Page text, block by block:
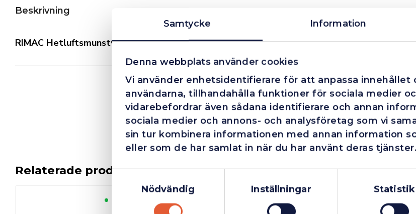
Samtycke Information
Denna webbplats använder cookies
Vi använder enhetsidentifierare för att anpassa innehållet
användarna, tillhandahålla funktioner för sociala medier
vidarebefordrar även sådana identifierare och annan
sociala medier och annons- och analysföretag som vi
sin tur kombinera informationen med annan information
eller som de har samlat in när du har använt deras tjänster.
Samtyckesval
Nödvändig
Inställningar Statistik
Beskrivning
RIMAC Hetluftsmunstycke tillRIMAC Mixgas-kit
Relaterade produkter